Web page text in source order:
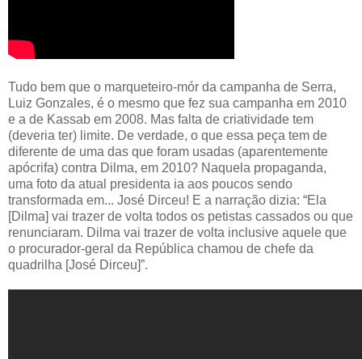
Tudo bem que o marqueteiro-mór da campanha de Serra,
Luiz Gonzales, é o mesmo que fez sua campanha em 2010
e a de Kassab em 2008. Mas falta de criatividade tem
(deveria ter) limite. De verdade, o que essa peça tem de
diferente de uma das que foram usadas (aparentemente
apócrifa) contra Dilma, em 2010? Naquela propaganda,
uma foto da atual presidenta ia aos poucos sendo
transformada em... José Dirceu! E a narração dizia: “Ela
[Dilma] vai trazer de volta todos os petistas cassados ou que
renunciaram. Dilma vai trazer de volta inclusive aquele que
o procurador-geral da República chamou de chefe da
quadrilha [José Dirceu]”.